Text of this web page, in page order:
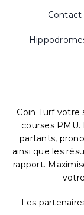
Contact
Coin Turf
courses
partants,
ainsi que les
rapport.
Les